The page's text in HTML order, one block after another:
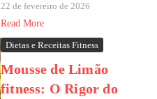
22 de fevereiro de 2026
Read More
Dietas e Receitas Fitness
Mousse de Limão
fitness: O Rigor do